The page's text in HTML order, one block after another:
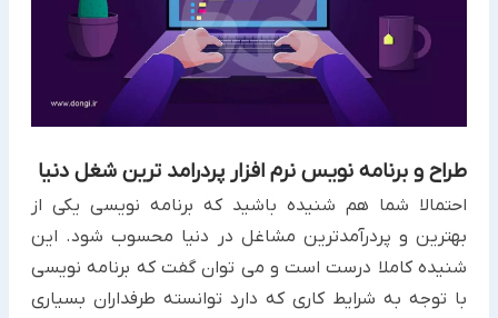
طراح و برنامه نویس نرم افزار پردرامد ترین شغل دنیا
احتمالا شما هم شنیده باشید که برنامه نویسی یکی از
بهترین و پردرآمدترین مشاغل در دنیا محسوب شود. این
شنیده کاملا درست است و می توان گفت که برنامه نویسی
با توجه به شرایط کاری که دارد توانسته طرفداران بسیاری